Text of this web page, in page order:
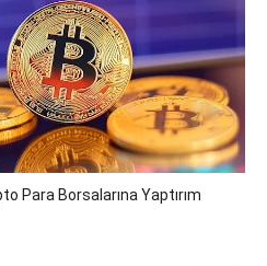
Para Borsalarına Yaptırım